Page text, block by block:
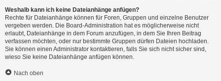
Weshalb kann ich keine Dateianhänge anfügen?
Rechte für Dateianhänge können für Foren, Gruppen und einzelne Benutzer
vergeben werden. Die Board-Administration hat es möglicherweise nicht
erlaubt, Dateianhänge in dem Forum anzufügen, in dem Sie Ihren Beitrag
verfassen möchten, oder nur bestimmte Gruppen dürfen Dateien hochladen.
Sie können einen Administrator kontaktieren, falls Sie sich nicht sicher sind,
wieso Sie keine Dateianhänge anfügen können.
Nach oben